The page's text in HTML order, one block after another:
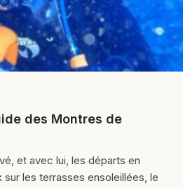
des Montres de
et avec lui, les départs en
les terrasses ensoleillées, le